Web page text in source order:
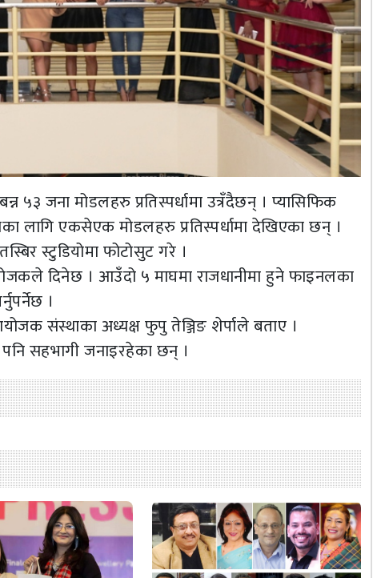
५३ जना मोडलहरु प्रतिस्पर्धामा उत्रँदैछन् । प्यासिफिक
लागि एकसेएक मोडलहरु प्रतिस्पर्धामा देखिएका छन् ।
स्टुडियोमा फोटोसुट गरे ।
दिनेछ । आउँदो ५ माघमा राजधानीमा हुने फाइनलका
।
संस्थाका अध्यक्ष फुपु तेञ्जिङ शेर्पाले बताए ।
सहभागी जनाइरहेका छन् ।